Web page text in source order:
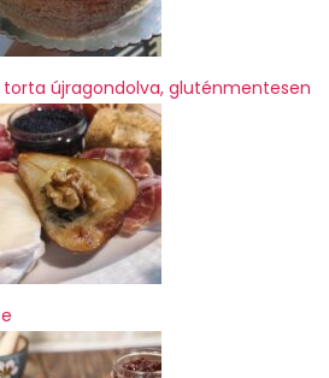
torta újragondolva, gluténmentesen